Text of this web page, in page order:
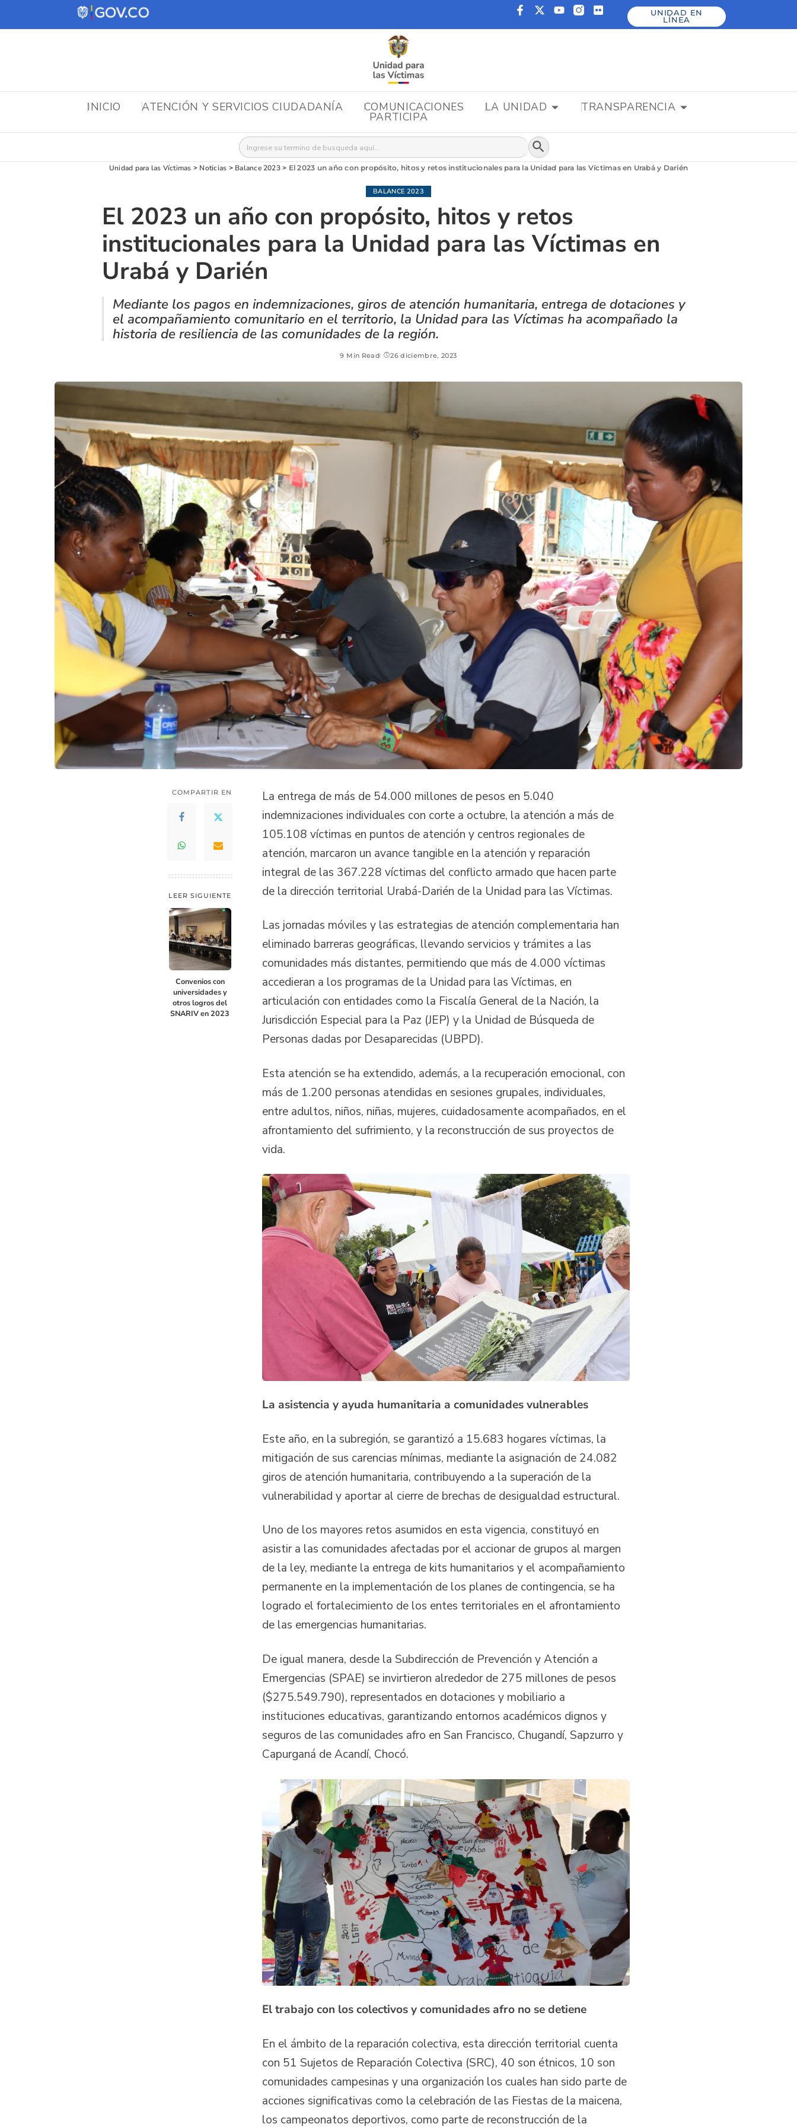
UNIDAD EN
LÍNEA
INICIO ATENCIÓN Y SERVICIOS CIUDADANÍA COMUNICACIONES LA UNIDAD TRANSPARENCIA
PARTICIPA
Buscar: Botón de búsqueda
Unidad para las Víctimas > Noticias > Balance 2023> El 2023 un año con propósito, hitos y retos institucionales para la Unidad para las Víctimas en Urabá y Darién
BALANCE 2023
El 2023 un año con propósito, hitos y retos
institucionales para la Unidad para las Víctimas en
Urabá y Darién
Mediante los pagos en indemnizaciones, giros de atención humanitaria, entrega de dotaciones y
el acompañamiento comunitario en el territorio, la Unidad para las Víctimas ha acompañado la
historia de resiliencia de las comunidades de la región.
9 Min Read 26 diciembre, 2023
COMPARTIR EN
LEER SIGUIENTE
Convenios con
universidades y
otros logros del
SNARIV en 2023
La entrega de más de 54.000 millones de pesos en 5.040
indemnizaciones individuales con corte a octubre, la atención a más de
105.108 víctimas en puntos de atención y centros regionales de
atención, marcaron un avance tangible en la atención y reparación
integral de las 367.228 víctimas del conflicto armado que hacen parte
de la dirección territorial Urabá-Darién de la Unidad para las Víctimas.
Las jornadas móviles y las estrategias de atención complementaria han
eliminado barreras geográficas, llevando servicios y trámites a las
comunidades más distantes, permitiendo que más de 4.000 víctimas
accedieran a los programas de la Unidad para las Víctimas, en
articulación con entidades como la Fiscalía General de la Nación, la
Jurisdicción Especial para la Paz (JEP) y la Unidad de Búsqueda de
Personas dadas por Desaparecidas (UBPD).
Esta atención se ha extendido, además, a la recuperación emocional, con
más de 1.200 personas atendidas en sesiones grupales, individuales,
entre adultos, niños, niñas, mujeres, cuidadosamente acompañados, en el
afrontamiento del sufrimiento, y la reconstrucción de sus proyectos de
vida.
La asistencia y ayuda humanitaria a comunidades vulnerables
Este año, en la subregión, se garantizó a 15.683 hogares víctimas, la
mitigación de sus carencias mínimas, mediante la asignación de 24.082
giros de atención humanitaria, contribuyendo a la superación de la
vulnerabilidad y aportar al cierre de brechas de desigualdad estructural.
Uno de los mayores retos asumidos en esta vigencia, constituyó en
asistir a las comunidades afectadas por el accionar de grupos al margen
de la ley, mediante la entrega de kits humanitarios y el acompañamiento
permanente en la implementación de los planes de contingencia, se ha
logrado el fortalecimiento de los entes territoriales en el afrontamiento
de las emergencias humanitarias.
De igual manera, desde la Subdirección de Prevención y Atención a
Emergencias (SPAE) se invirtieron alrededor de 275 millones de pesos
($275.549.790), representados en dotaciones y mobiliario a
instituciones educativas, garantizando entornos académicos dignos y
seguros de las comunidades afro en San Francisco, Chugandí, Sapzurro y
Capurganá de Acandí, Chocó.
El trabajo con los colectivos y comunidades afro no se detiene
En el ámbito de la reparación colectiva, esta dirección territorial cuenta
con 51 Sujetos de Reparación Colectiva (SRC), 40 son étnicos, 10 son
comunidades campesinas y una organización los cuales han sido parte de
acciones significativas como la celebración de las Fiestas de la maicena,
los campeonatos deportivos, como parte de reconstrucción de la